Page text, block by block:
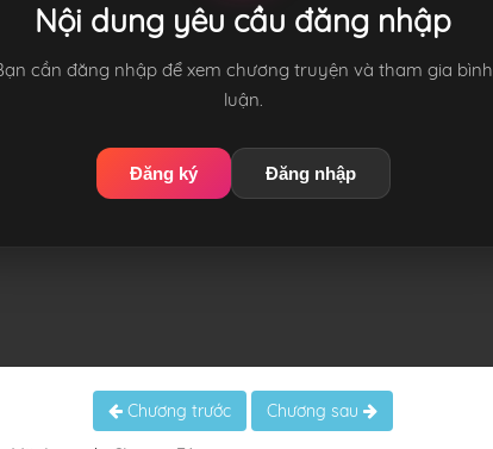
Nội dung yêu cầu đăng nhập
cần đăng nhập để xem chương truyện và tham gia bình
luận.
Đăng ký Đăng nhập
Chương trước Chương sau